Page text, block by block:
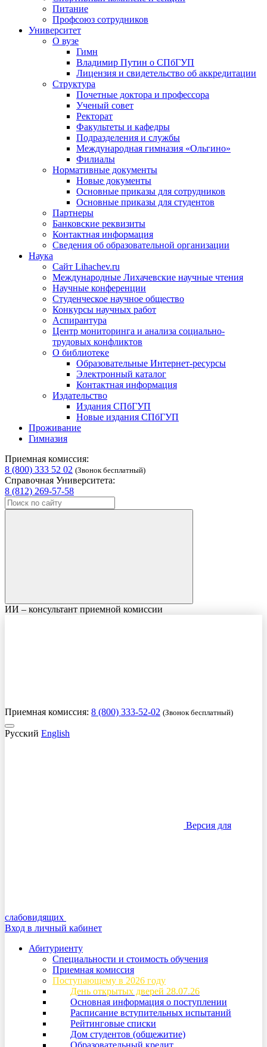
Питание
Профсоюз сотрудников
Университет
О вузе
Гимн
Владимир Путин о СПбГУП
Лицензия и свидетельство об аккредитации
Структура
Почетные доктора и профессора
Ученый совет
Ректорат
Факультеты и кафедры
Подразделения и службы
Международная гимназия «Ольгино»
Филиалы
Нормативные документы
Новые документы
Основные приказы для сотрудников
Основные приказы для студентов
Партнеры
Банковские реквизиты
Контактная информация
Сведения об образовательной организации
Наука
Сайт Lihachev.ru
Международные Лихачевские научные чтения
Научные конференции
Студенческое научное общество
Конкурсы научных работ
Аспирантура
Центр мониторинга и анализа социально-
трудовых конфликтов
О библиотеке
Образовательные Интернет-ресурсы
Электронный каталог
Контактная информация
Издательство
Издания СПбГУП
Новые издания СПбГУП
Проживание
Гимназия
Приемная комиссия:
8 (800) 333 52 02 (Звонок бесплатный)
Справочная Университета:
8 (812) 269-57-58
ИИ – консультант приемной комиссии
Приемная комиссия: 8 (800) 333-52-02 (Звонок бесплатный)
Русский English
Версия для
слабовидящих
Вход в личный кабинет
Абитуриенту
Специальности и стоимость обучения
Приемная комиссия
Поступающему в 2026 году
День открытых дверей 28.07.26
Основная информация о поступлении
Расписание вступительных испытаний
Рейтинговые списки
Дом студентов (общежитие)
Образовательный кредит